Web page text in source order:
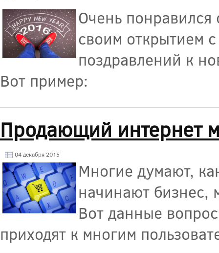
Очень
своим открытием
поздравлений к
Вот пример:
Продающий интернет
04 декабря 2015
Многие думают,
начинают бизнес,
Вот данные
приходят к многим